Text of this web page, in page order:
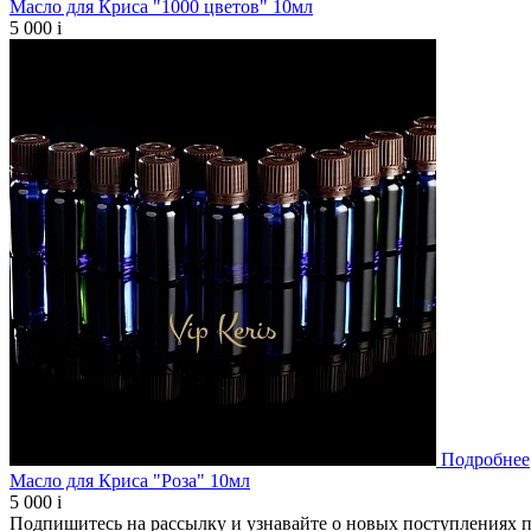
Масло для Криса "1000 цветов" 10мл
5 000 i
Подробнее
Масло для Криса "Роза" 10мл
5 000 i
Подпишитесь на рассылку и узнавайте о новых поступлениях